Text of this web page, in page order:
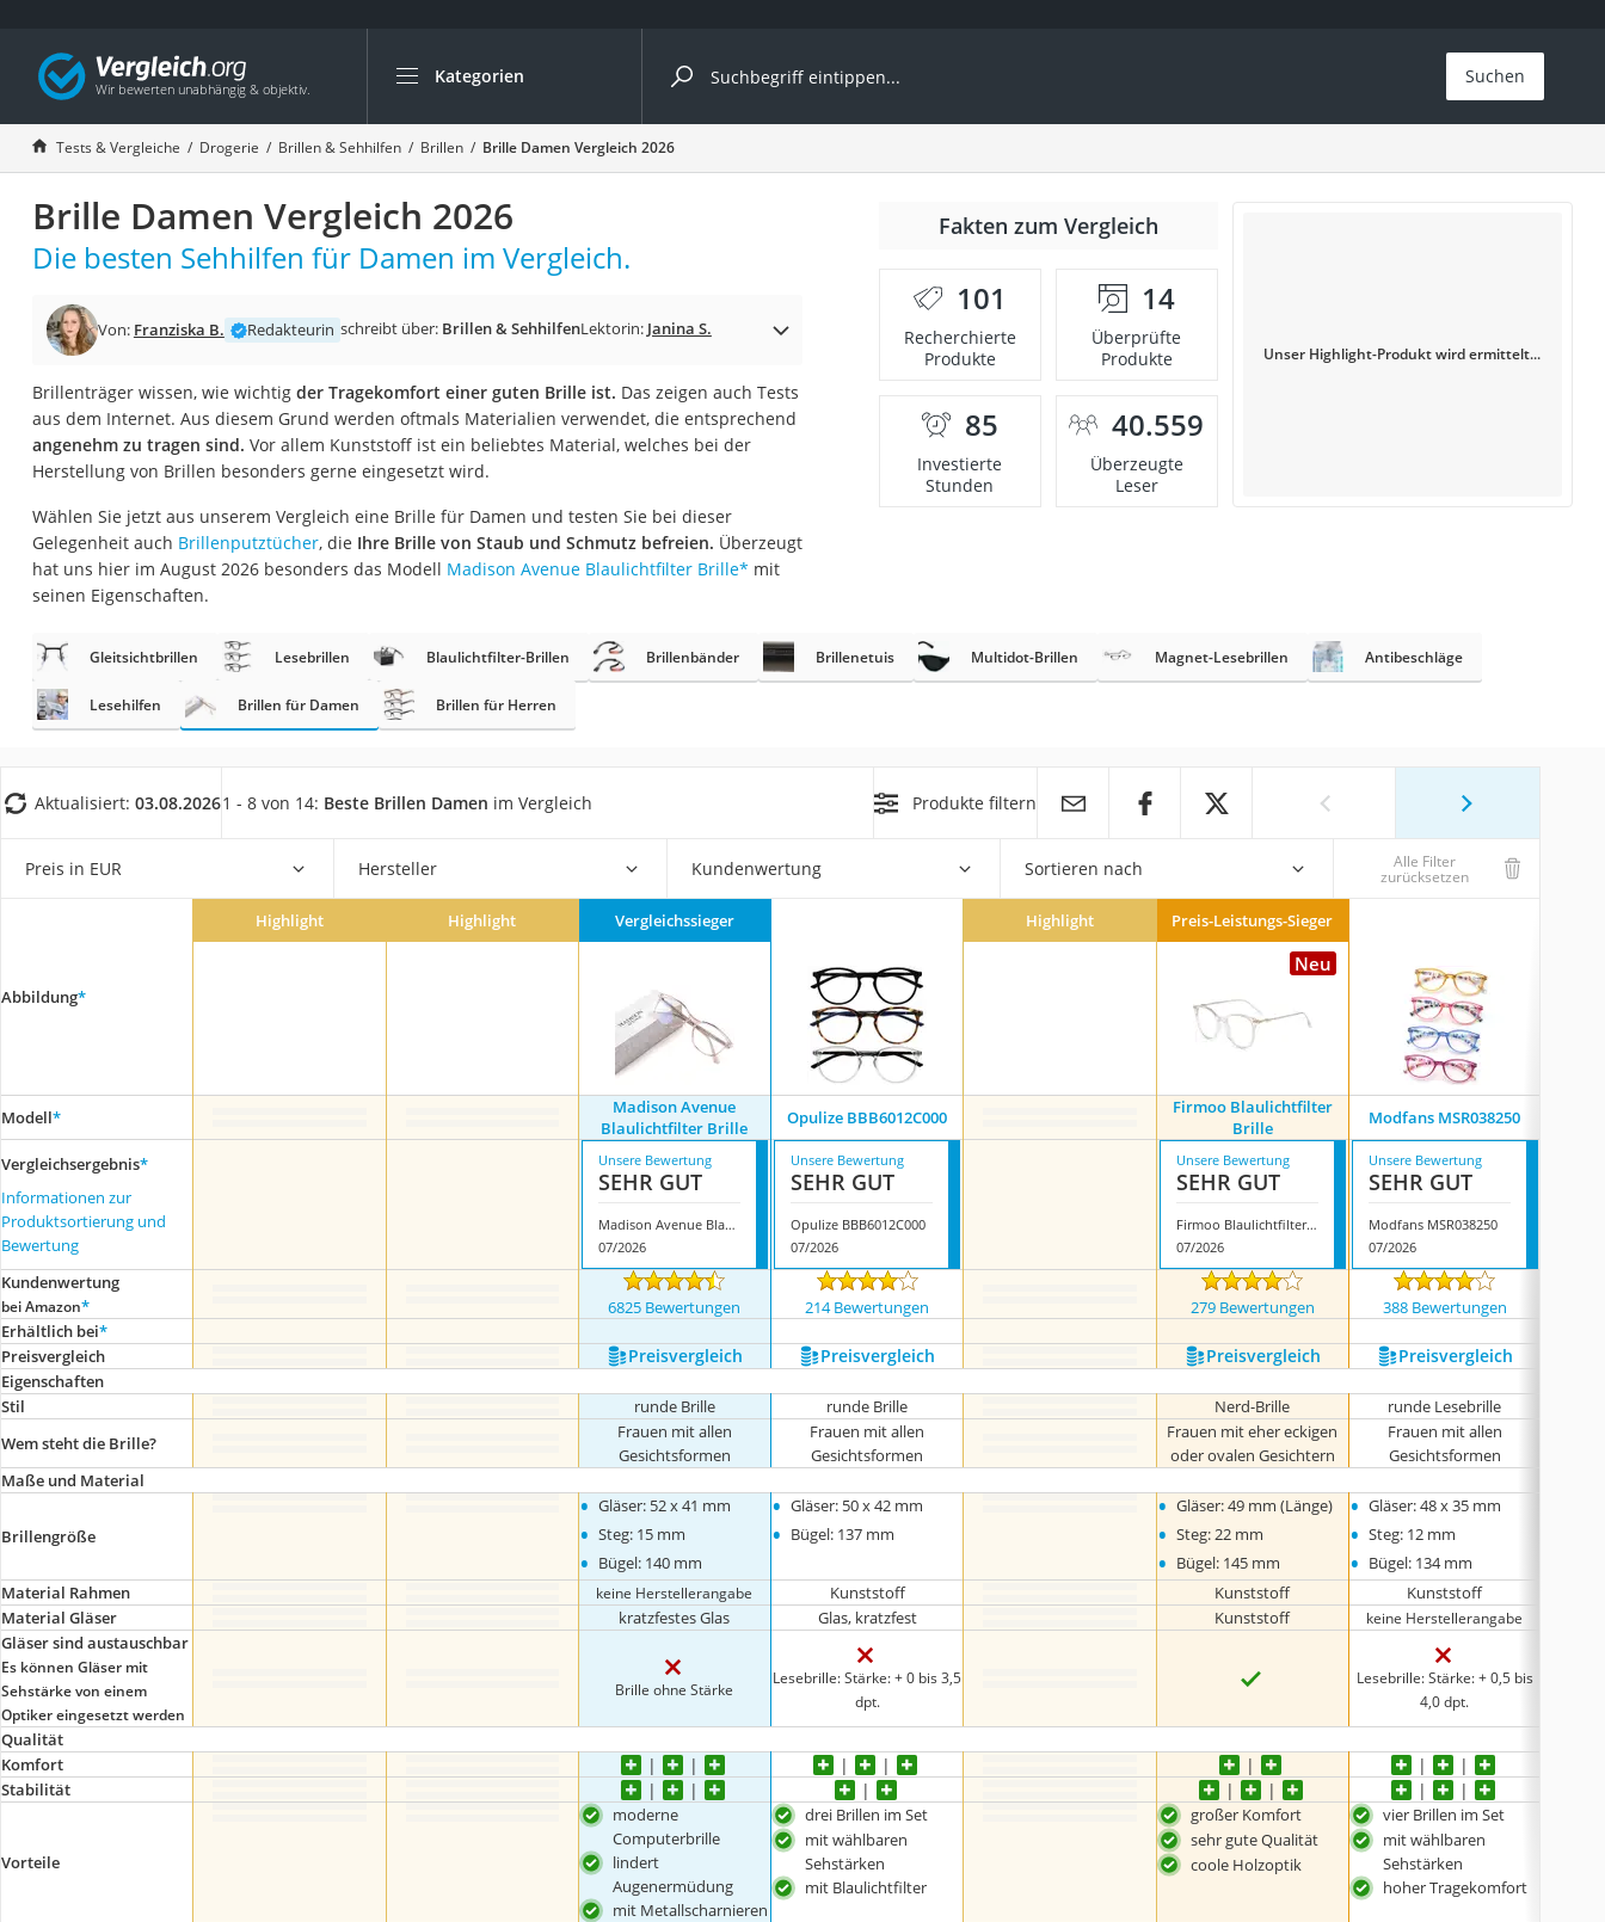
Kategorien
Die beliebtesten Vergleiche nach Kategorie
Drogerie
Inhalator
Haarschneider
Rollator
Katzenklappe (Chip)
Masturbator
Massagepistole
Epilierer
Reisehaartrockner
Eiweißpulver
Nackenmassagegerät
Zeckenschutz Katze
Mineralfutter Pferd
Massagegerät
Suchen
Tests & Vergleiche Drogerie Brillen & Sehhilfen Brillen Brille Damen Vergleich 2026
Brille Damen Vergleich 2026
Die besten Sehhilfen für Damen im Vergleich.
Von: Franziska B. Redakteurin schreibt über: Brillen & SehhilfenLektorin: Janina S.
Brillenträger wissen, wie wichtig der Tragekomfort einer guten Brille ist. Das zeigen auch Tests
aus dem Internet. Aus diesem Grund werden oftmals Materialien verwendet, die entsprechend
angenehm zu tragen sind. Vor allem Kunststoff ist ein beliebtes Material, welches bei der
Herstellung von Brillen besonders gerne eingesetzt wird.
Wählen Sie jetzt aus unserem Vergleich eine Brille für Damen und testen Sie bei dieser
Gelegenheit auch Brillenputztücher, die Ihre Brille von Staub und Schmutz befreien. Überzeugt
hat uns hier im August 2026 besonders das Modell Madison Avenue Blaulichtfilter Brille* mit
seinen Eigenschaften.
Fakten zum Vergleich
101
Recherchierte
Produkte
14
Überprüfte
Produkte
85
Investierte
Stunden
40.559
Überzeugte
Leser
Unser Highlight-Produkt wird ermittelt...
Gleitsichtbrillen Lesebrillen Blaulichtfilter-Brillen Brillenbänder Brillenetuis Multidot-Brillen Magnet-Lesebrillen Antibeschläge
Lesehilfen Brillen für Damen Brillen für Herren
Aktualisiert: 03.08.20261 - 8 von 14: Beste Brillen Damen im Vergleich Produkte filtern
Preis in EUR Hersteller Kundenwertung Sortieren nach Alle Filter
zurücksetzen
Abbildung*
Highlight Highlight Vergleichssieger Highlight Preis-Leistungs-Sieger
Neu
Modell*
Madison Avenue
Blaulichtfilter Brille
Opulize BBB6012C000
Firmoo Blaulichtfilter
Brille
Modfans MSR038250
Vergleichsergebnis*
Informationen zur
Produktsortierung und
Bewertung
Unsere Bewertung
SEHR GUT
Madison Avenue Blaulichtfilter Brille
07/2026
Unsere Bewertung
SEHR GUT
Opulize BBB6012C000
07/2026
Unsere Bewertung
SEHR GUT
Firmoo Blaulichtfilter Brille
07/2026
Unsere Bewertung
SEHR GUT
Modfans MSR038250
07/2026
Kundenwertung
bei Amazon* 6825 Bewertungen 214 Bewertungen 279 Bewertungen 388 Bewertungen
Erhältlich bei*
Preis­vergleich
Preis­vergleich Preis­vergleich Preis­vergleich Preis­vergleich
Eigenschaften
Stil
runde Brille runde Brille Nerd-Brille runde Lesebrille
Wem steht die Brille?
Frauen mit allen
Gesichtsformen
Frauen mit allen
Gesichtsformen
Frauen mit eher eckigen
oder ovalen Gesichtern
Frauen mit allen
Gesichtsformen
Maße und Material
Brillengröße
• Gläser: 52 x 41 mm
• Steg: 15 mm
• Bügel: 140 mm
• Gläser: 50 x 42 mm
• Bügel: 137 mm
• Gläser: 49 mm (Länge)
• Steg: 22 mm
• Bügel: 145 mm
• Gläser: 48 x 35 mm
• Steg: 12 mm
• Bügel: 134 mm
Material Rahmen
keine Herstellerangabe Kunststoff Kunststoff Kunststoff
Material Gläser kratzfestes Glas Glas, kratzfest Kunststoff keine Herstellerangabe
Gläser sind austauschbar
Es können Gläser mit
Sehstärke von einem
Optiker eingesetzt werden
Brille ohne Stärke
Lesebrille: Stärke: + 0 bis 3,5
dpt.
Lesebrille: Stärke: + 0,5 bis
4,0 dpt.
Qualität
Komfort
Stabilität
Vorteile
moderne
Computerbrille
lindert
Augenermüdung
mit Metallscharnieren
drei Brillen im Set
mit wählbaren
Sehstärken
mit Blaulichtfilter
großer Komfort
sehr gute Qualität
coole Holzoptik
vier Brillen im Set
mit wählbaren
Sehstärken
hoher Tragekomfort